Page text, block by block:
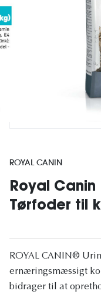
ROYAL CANIN
Royal
Tørfoder til
ROYAL CANIN®
ernæringsmæssigt
bidrager til at